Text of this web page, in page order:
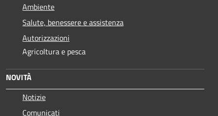
Ambiente
Salute, benessere e assistenza
Autorizzazioni
Agricoltura e pesca
NOVITÀ
Notizie
Comunicati